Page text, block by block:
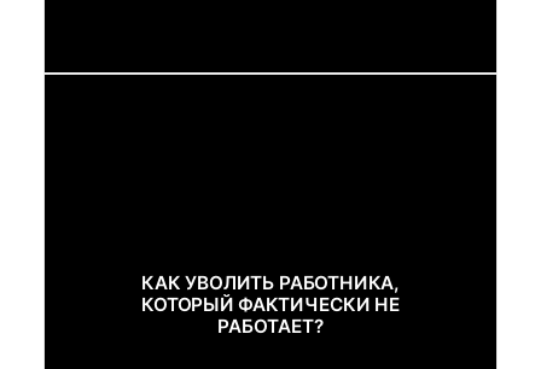
КАК УВОЛИТЬ РАБОТНИКА,
КОТОРЫЙ ФАКТИЧЕСКИ НЕ
РАБОТАЕТ?